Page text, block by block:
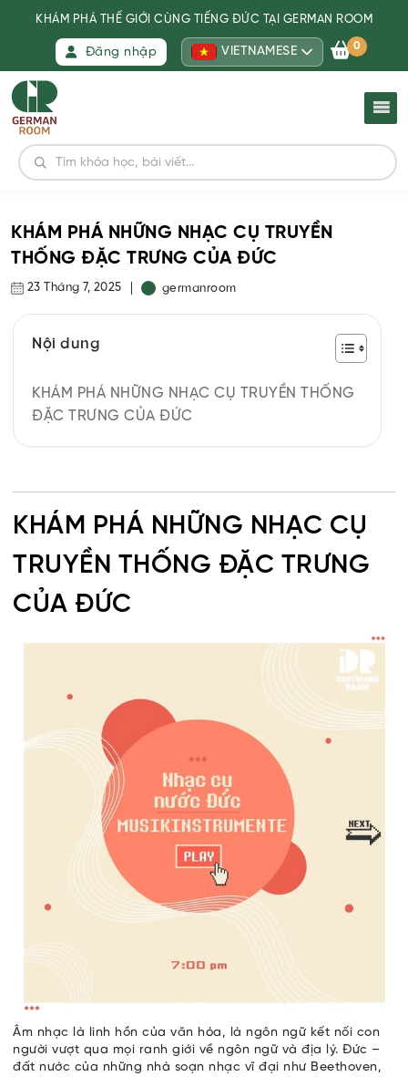
KHÁM PHÁ THẾ GIỚI CÙNG TIẾNG ĐỨC TẠI GERMAN ROOM
Đăng nhập VIETNAMESE 0
KHÁM PHÁ NHỮNG NHẠC CỤ TRUYỀN
THỐNG ĐẶC TRƯNG CỦA ĐỨC
23 Tháng 7, 2025 germanroom
Nội dung
KHÁM PHÁ NHỮNG NHẠC CỤ TRUYỀN THỐNG
ĐẶC TRƯNG CỦA ĐỨC
KHÁM PHÁ NHỮNG NHẠC CỤ
TRUYỀN THỐNG ĐẶC TRƯNG
CỦA ĐỨC
Âm nhạc là linh hồn của văn hóa, là ngôn ngữ kết nối con
người vượt qua mọi ranh giới về ngôn ngữ và địa lý. Đức –
đất nước của những nhà soạn nhạc vĩ đại như Beethoven,